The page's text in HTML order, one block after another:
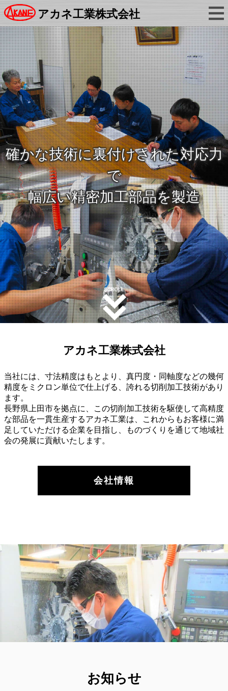
アカネ工業株式会社
確かな技術に裏付けされた対応力
で
幅広い精密加工部品を製造
アカネ工業株式会社
当社には、寸法精度はもとより、真円度・同軸度などの幾何
精度をミクロン単位で仕上げる、誇れる切削加工技術があり
ます。
長野県上田市を拠点に、この切削加工技術を駆使して高精度
な部品を一貫生産するアカネ工業は、これからもお客様に満
足していただける企業を目指し、ものづくりを通じて地域社
会の発展に貢献いたします。
会社情報
お知らせ